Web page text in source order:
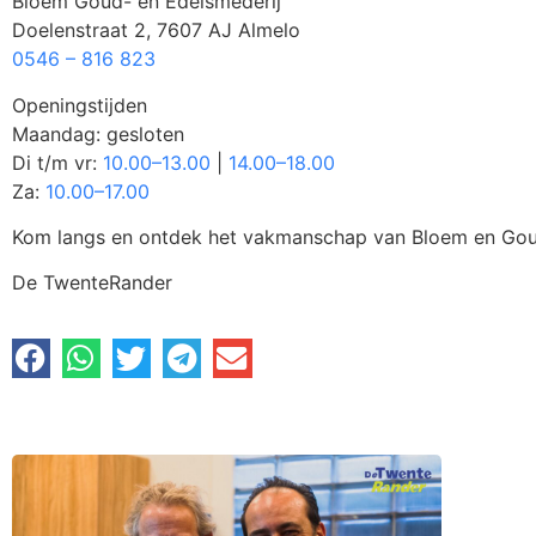
Doelenstraat 2, 7607 AJ Almelo
0546 – 816 823
Openingstijden
Maandag: gesloten
Di t/m vr: 10.00–13.00
14.00–18.00
Za: 10.00–17.00
Kom langs en ontdek het vakmanschap van Bloem en
De TwenteRander